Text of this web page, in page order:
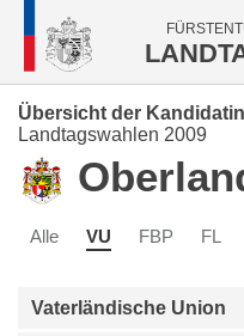
Übersicht der
Landtagswahlen 2009
Alle VU FBP FL
Vaterländische Union